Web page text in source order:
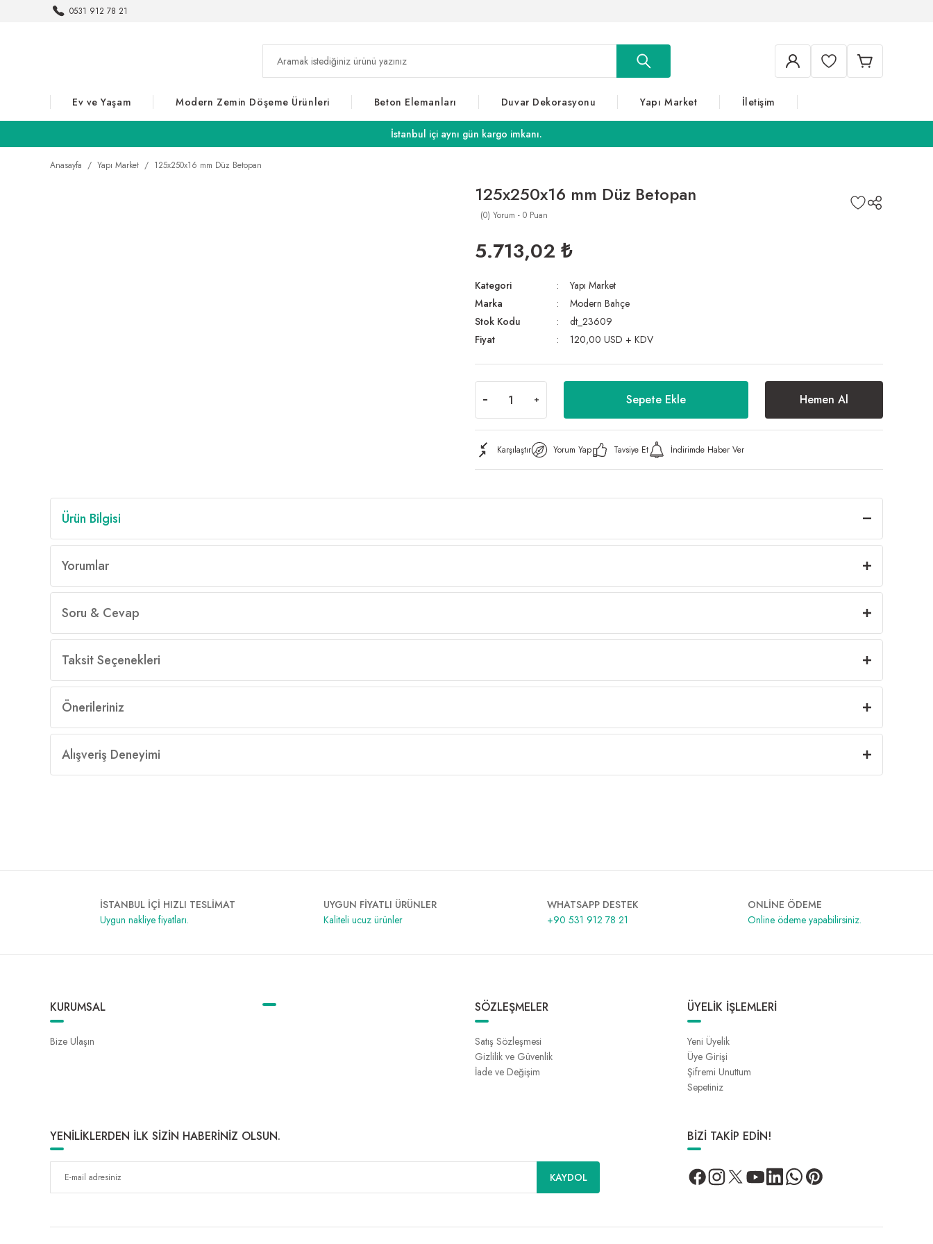
0531 912 78 21
Ev ve Yaşam Modern Zemin Döşeme Ürünleri Beton Elemanları Duvar Dekorasyonu Yapı Market İletişim
İstanbul içi aynı gün kargo imkanı.
Anasayfa Yapı Market 125x250x16 mm Düz Betopan
125x250x16 mm Düz Betopan
(0) Yorum - 0 Puan
5.713,02 ₺
Kategori
Yapı Market
Marka
Modern Bahçe
Stok Kodu
dt_23609
Fiyat
120,00 USD + KDV
Sepete Ekle Hemen Al
Karşılaştır Yorum Yap Tavsiye Et İndirimde Haber Ver
Ürün Bilgisi
Yorumlar
Soru & Cevap
Taksit Seçenekleri
Önerileriniz
Alışveriş Deneyimi
İSTANBUL İÇİ HIZLI TESLİMAT
Uygun nakliye fiyatları.
UYGUN FİYATLI ÜRÜNLER
Kaliteli ucuz ürünler
WHATSAPP DESTEK
+90 531 912 78 21
ONLİNE ÖDEME
Online ödeme yapabilirsiniz.
KURUMSAL
Bize Ulaşın
SÖZLEŞMELER
Satış Sözleşmesi
Gizlilik ve Güvenlik
İade ve Değişim
ÜYELİK İŞLEMLERİ
Yeni Üyelik
Üye Girişi
Şifremi Unuttum
Sepetiniz
YENİLİKLERDEN İLK SİZİN HABERİNİZ OLSUN.
KAYDOL
BİZİ TAKİP EDİN!